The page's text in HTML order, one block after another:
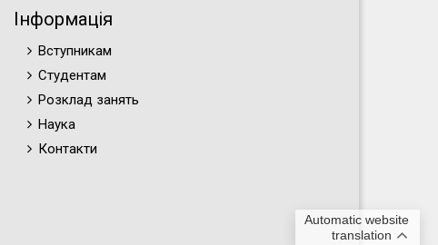
Automatic website
translation
Інформація
Вступникам
Студентам
Розклад занять
Наука
Контакти